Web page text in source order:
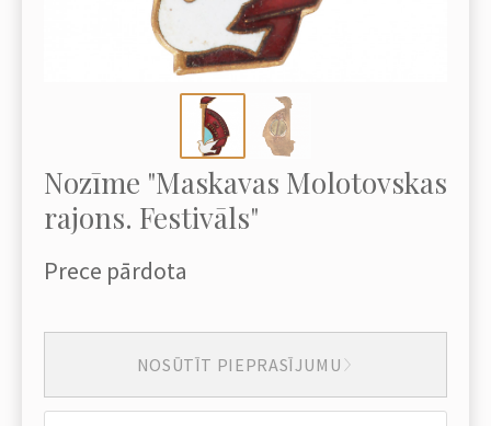
Nozīme "Maskavas Molotovskas
rajons. Festivāls"
Prece pārdota
NOSŪTĪT PIEPRASĪJUMU